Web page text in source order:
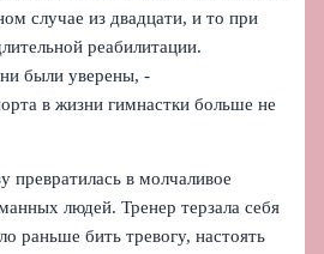
случае из двадцати, и то при
реабилитации.
были уверены, -
в жизни гимнастки больше не
превратилась в молчаливое
людей. Тренер терзала себя
раньше бить тревогу, настоять